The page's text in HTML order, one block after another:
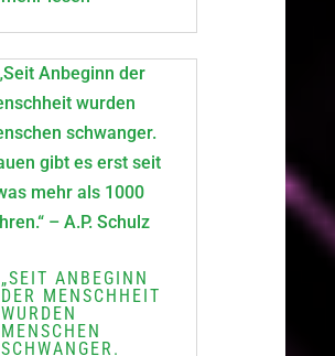
„SEIT ANBEGINN
DER MENSCHHEIT
WURDEN
MENSCHEN
SCHWANGER.